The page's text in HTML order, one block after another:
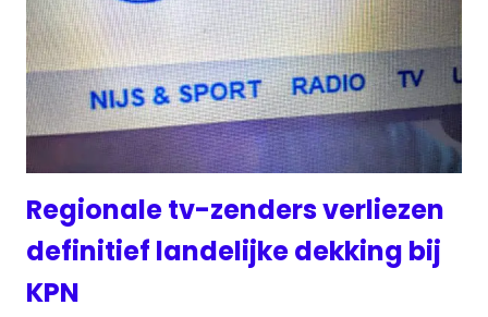
Regionale tv-zenders verliezen
definitief landelijke dekking bij
KPN